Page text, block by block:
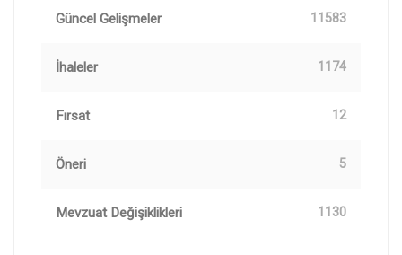
Güncel Gelişmeler 11583
İhaleler 1174
Fırsat 12
Öneri 5
Mevzuat Değişiklikleri 1130